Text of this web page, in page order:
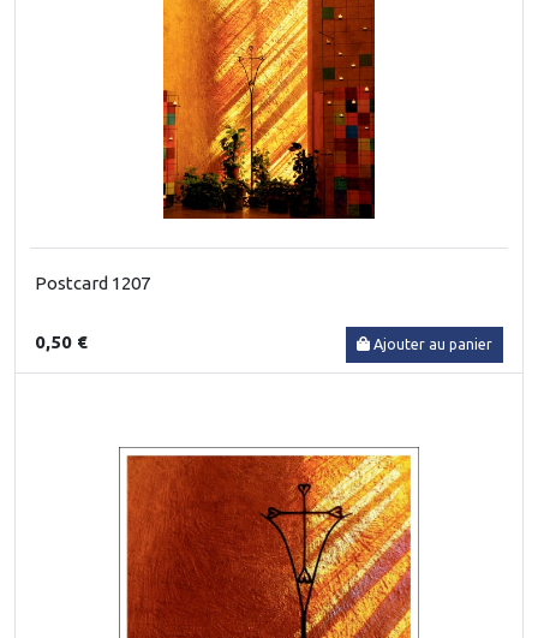
Postcard 1207
0,50 € Ajouter au panier